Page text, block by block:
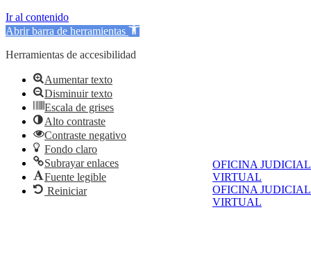
OFICINA JUDICIAL
VIRTUAL
OFICINA JUDICIAL
VIRTUAL
Ir al contenido
Abrir barra de herramientas
Herramientas de accesibilidad
Aumentar texto
Disminuir texto
Escala de grises
Alto contraste
Contraste negativo
Fondo claro
Subrayar enlaces
Fuente legible
Reiniciar